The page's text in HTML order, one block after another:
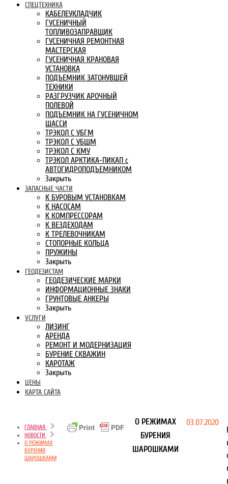
СПЕЦТЕХНИКА
КАБЕЛЕУКЛАДЧИК
ГУСЕНИЧНЫЙ
ТОПЛИВОЗАПРАВЩИК
ГУСЕНИЧНАЯ РЕМОНТНАЯ
МАСТЕРСКАЯ
ГУСЕНИЧНАЯ КРАНОВАЯ
УСТАНОВКА
ПОДЪЕМНИК ЗАТОНУВШЕЙ
ТЕХНИКИ
РАЗГРУЗЧИК АРОЧНЫЙ
ПОЛЕВОЙ
ПОДЪЕМНИК НА ГУСЕНИЧНОМ
ШАССИ
ТРЭКОЛ С УБГМ
ТРЭКОЛ С УБШМ
ТРЭКОЛ С КМУ
ТРЭКОЛ АРКТИКА-ПИКАП с
АВТОГИДРОПОДЪЕМНИКОМ
Закрыть
ЗАПАСНЫЕ ЧАСТИ
К БУРОВЫМ УСТАНОВКАМ
К НАСОСАМ
К КОМПРЕССОРАМ
К ВЕЗДЕХОДАМ
К ТРЕЛЕВОЧНИКАМ
СТОПОРНЫЕ КОЛЬЦА
ПРУЖИНЫ
Закрыть
ГЕОДЕЗИСТАМ
ГЕОДЕЗИЧЕСКИЕ МАРКИ
ИНФОРМАЦИОННЫЕ ЗНАКИ
ГРУНТОВЫЕ АНКЕРЫ
Закрыть
УСЛУГИ
ЛИЗИНГ
АРЕНДА
РЕМОНТ И МОДЕРНИЗАЦИЯ
БУРЕНИЕ СКВАЖИН
КАРОТАЖ
Закрыть
ЦЕНЫ
КАРТА САЙТА
ГЛАВНАЯ
НОВОСТИ
О РЕЖИМАХ
БУРЕНИЯ
ШАРОШКАМИ
О РЕЖИМАХ
БУРЕНИЯ
ШАРОШКАМИ
03.07.2020